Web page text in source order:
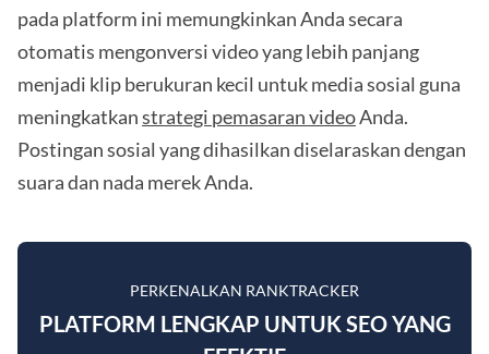
pada platform ini memungkinkan Anda secara
otomatis mengonversi video yang lebih panjang
menjadi klip berukuran kecil untuk media sosial guna
meningkatkanstrategi pemasaran videoAnda.
Postingan sosial yang dihasilkan diselaraskan dengan
suara dan nada merek Anda.
PERKENALKAN RANKTRACKER
PLATFORM LENGKAP UNTUK SEO YANG